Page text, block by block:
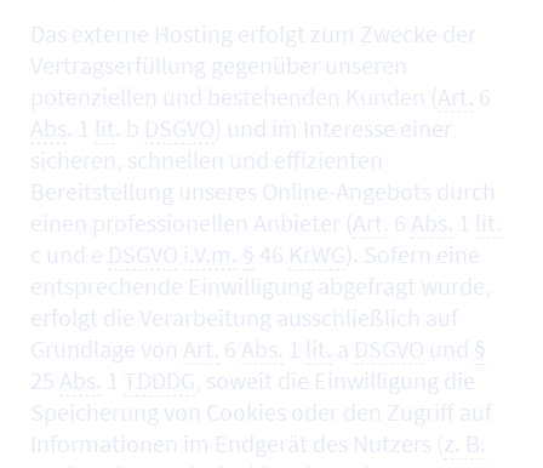
Das externe Hosting erfolgt zum Zwecke der
Vertragserfüllung gegenüber unseren
potenziellen und bestehenden Kunden (Art. 6
Abs. 1 lit. b DSGVO) und im Interesse einer
sicheren, schnellen und effizienten
Bereitstellung unseres Online-Angebots durch
einen professionellen Anbieter (Art. 6 Abs. 1 lit.
c und e DSGVO i.V.m. § 46 KrWG). Sofern eine
entsprechende Einwilligung abgefragt wurde,
erfolgt die Verarbeitung ausschließlich auf
Grundlage von Art. 6 Abs. 1 lit. a DSGVO und §
25 Abs. 1 TDDDG, soweit die Einwilligung die
Speicherung von Cookies oder den Zugriff auf
Informationen im Endgerät des Nutzers (z. B.